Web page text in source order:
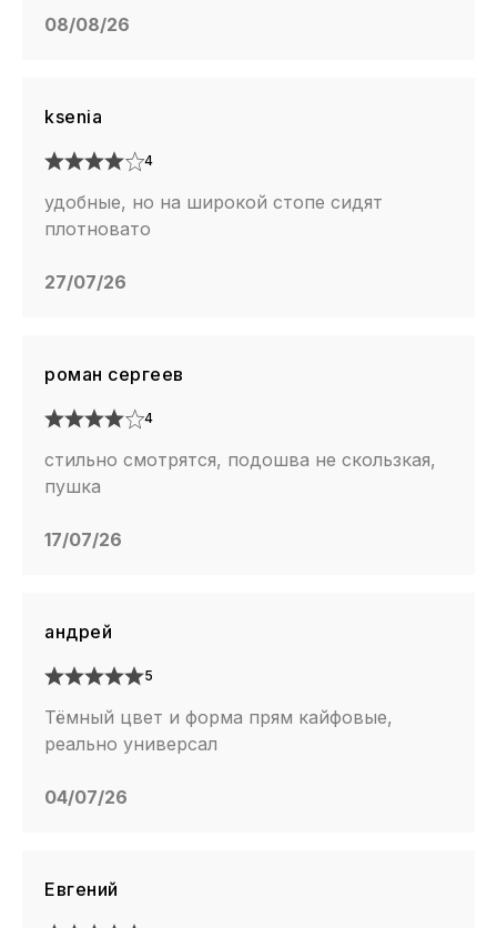
08/08/26
ksenia
4
удобные, но на широкой стопе сидят
плотновато
27/07/26
роман сергеев
4
стильно смотрятся, подошва не скользкая,
пушка
17/07/26
андрей
5
Тёмный цвет и форма прям кайфовые,
реально универсал
04/07/26
Евгений